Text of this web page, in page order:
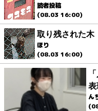
読者投稿
(08.03 16:00)
取り残された木
ほり
(08.03 16:00)
表
ん